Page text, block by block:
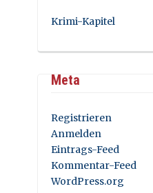
Krimi-Kapitel
Meta
Registrieren
Anmelden
Eintrags-Feed
Kommentar-Feed
WordPress.org